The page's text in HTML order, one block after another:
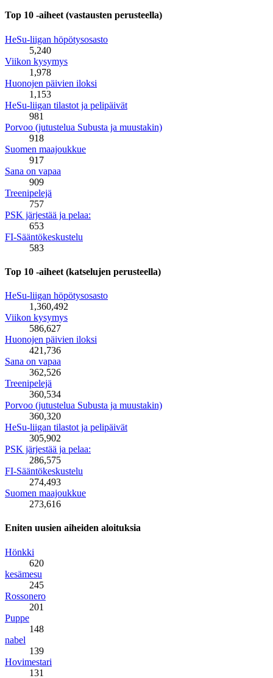
Top 10 -aiheet (vastausten perusteella)
HeSu-liigan höpötysosasto
5,240
Viikon kysymys
1,978
Huonojen päivien iloksi
1,153
HeSu-liigan tilastot ja pelipäivät
981
Porvoo (jutustelua Subusta ja muustakin)
918
Suomen maajoukkue
917
Sana on vapaa
909
Treenipelejä
757
PSK järjestää ja pelaa:
653
FI-Sääntökeskustelu
583
Top 10 -aiheet (katselujen perusteella)
HeSu-liigan höpötysosasto
1,360,492
Viikon kysymys
586,627
Huonojen päivien iloksi
421,736
Sana on vapaa
362,526
Treenipelejä
360,534
Porvoo (jutustelua Subusta ja muustakin)
360,320
HeSu-liigan tilastot ja pelipäivät
305,902
PSK järjestää ja pelaa:
286,575
FI-Sääntökeskustelu
274,493
Suomen maajoukkue
273,616
Eniten uusien aiheiden aloituksia
Hönkki
620
kesämesu
245
Rossonero
201
Puppe
148
nabel
139
Hovimestari
131